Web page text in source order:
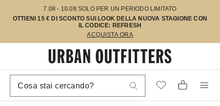
7.08 - 10.08 SOLO PER UN PERIODO LIMITATO
OTTIENI 15 € DI SCONTO SUI LOOK DELLA NUOVA STAGIONE CON
IL CODICE: REFRESH
ACQUISTA ORA